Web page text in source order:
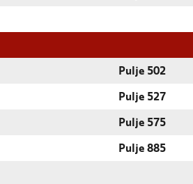
Pulje 502
Pulje 527
Pulje 575
Pulje 885